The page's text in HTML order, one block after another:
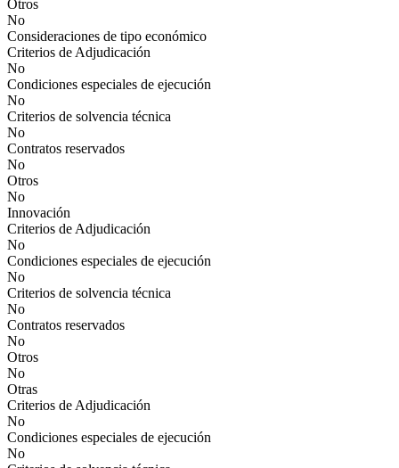
Otros
No
Consideraciones de tipo económico
Criterios de Adjudicación
No
Condiciones especiales de ejecución
No
Criterios de solvencia técnica
No
Contratos reservados
No
Otros
No
Innovación
Criterios de Adjudicación
No
Condiciones especiales de ejecución
No
Criterios de solvencia técnica
No
Contratos reservados
No
Otros
No
Otras
Criterios de Adjudicación
No
Condiciones especiales de ejecución
No